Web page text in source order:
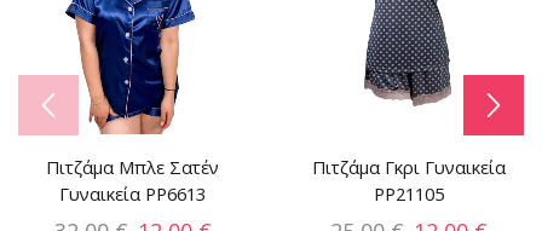
Πιτζάμα Μπλε Σατέν
Γυναικεία PP6613
Πιτζάμα Γκρι Γυναικεία
PP21105